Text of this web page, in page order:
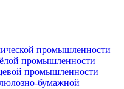
промышленности
промышленности
промышленности
бумажной